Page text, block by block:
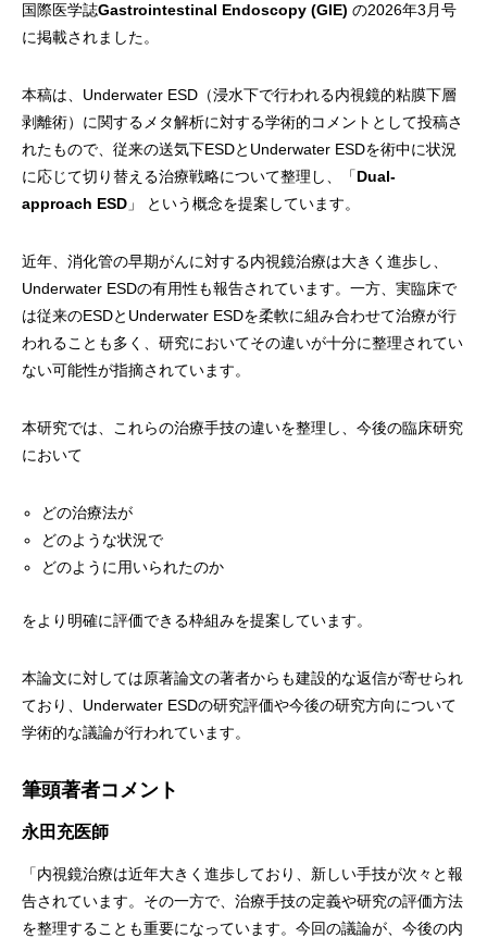
国際医学誌Gastrointestinal Endoscopy (GIE) の2026年3月号
に掲載されました。
本稿は、Underwater ESD（浸水下で行われる内視鏡的粘膜下層
剥離術）に関するメタ解析に対する学術的コメントとして投稿さ
れたもので、従来の送気下ESDとUnderwater ESDを術中に状況
に応じて切り替える治療戦略について整理し、「Dual-
approach ESD 」 という概念を提案しています。
近年、消化管の早期がんに対する内視鏡治療は大きく進歩し、
Underwater ESDの有用性も報告されています。一方、実臨床で
は従来のESDとUnderwater ESDを柔軟に組み合わせて治療が行
われることも多く、研究においてその違いが十分に整理されてい
ない可能性が指摘されています。
本研究では、これらの治療手技の違いを整理し、今後の臨床研究
において
どの治療法が
どのような状況で
どのように用いられたのか
をより明確に評価できる枠組みを提案しています。
本論文に対しては原著論文の著者からも建設的な返信が寄せられ
ており、Underwater ESDの研究評価や今後の研究方向について
学術的な議論が行われています。
筆頭著者コメント
永田充医師
「内視鏡治療は近年大きく進歩しており、新しい手技が次々と報
告されています。その一方で、治療手技の定義や研究の評価方法
を整理することも重要になっています。今回の議論が、今後の内